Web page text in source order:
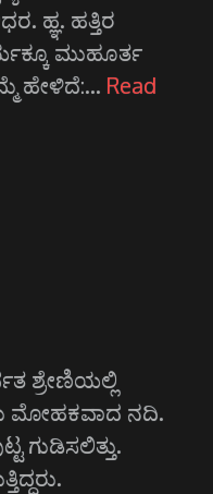
ಹ್ಞ. ಹತ್ತಿರ
ಮುಹೂರ್ತ
ಹೇಳಿದೆ:… Read
ಶ್ರೇಣಿಯಲ್ಲಿ
ಮೋಹಕವಾದ ನದಿ.
ಗುಡಿಸಲಿತ್ತು.